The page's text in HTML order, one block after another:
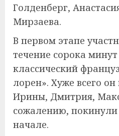
Голденберг,
Мирзаева.
В первом этапе
течение сорока
классический
лорен». Хуже всего
Ирины, Дмитрия,
сожалению,
начале.